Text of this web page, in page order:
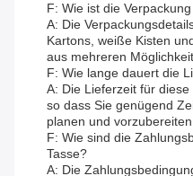
F: Wie ist die
A: Die
Kartons, weiße Kisten
aus mehreren
F: Wie lange dauert die
A: Die Lieferzeit für
so dass Sie genügend
planen und
F: Wie sind die
Tasse?
A: Die